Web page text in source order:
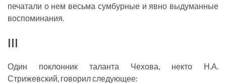
печатали о нем весьма сумбурные и явно выдуманные
воспоминания.
III
Один поклонник таланта Чехова, некто Н.А.
Стрижевский, говорил следующее: